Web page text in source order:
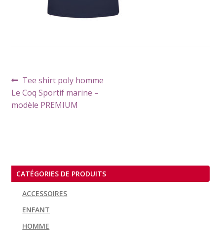
Navigation
de
l’article
Article
précédent :
Tee shirt poly homme
Le Coq Sportif marine –
modèle PREMIUM
CATÉGORIES DE PRODUITS
ACCESSOIRES
ENFANT
HOMME